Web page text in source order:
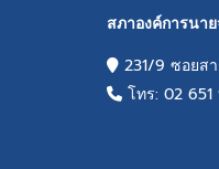
สภาองค์การนา
231/9 ซอยส
โทร: 02 651